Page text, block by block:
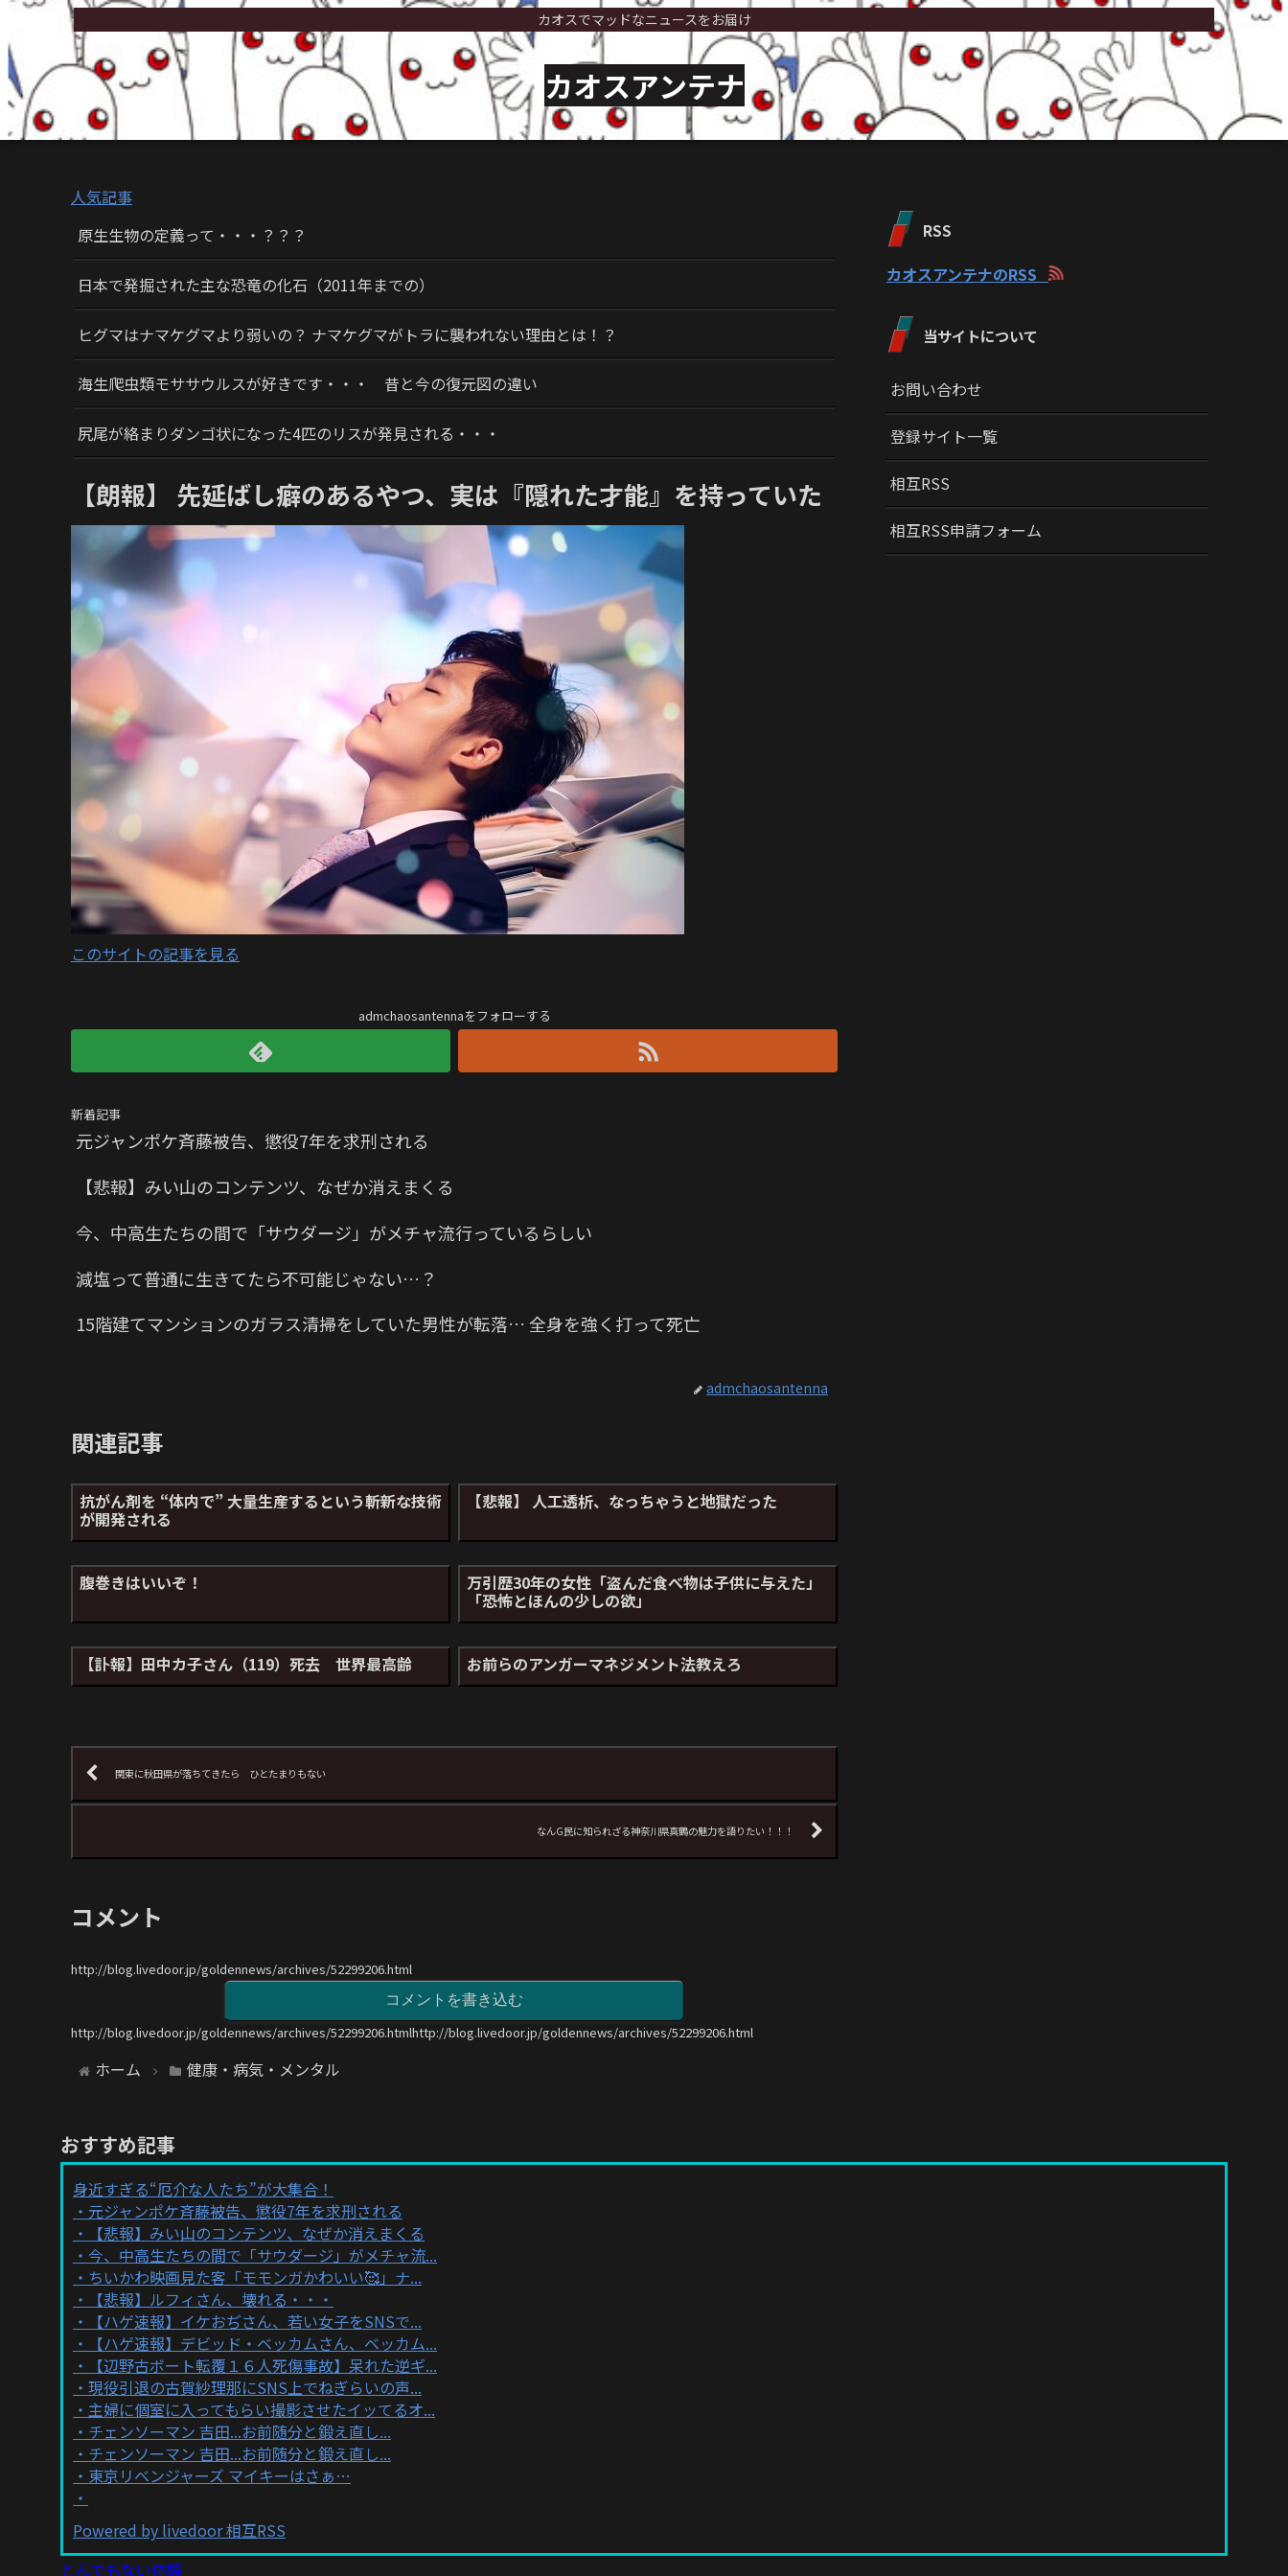
カオスでマッドなニュースをお届け
カオスアンテナ
人気記事
原生生物の定義って・・・？？？
日本で発掘された主な恐竜の化石（2011年までの）
ヒグマはナマケグマより弱いの？ ナマケグマがトラに襲われない理由とは！？
海生爬虫類モササウルスが好きです・・・ 昔と今の復元図の違い
尻尾が絡まりダンゴ状になった4匹のリスが発見される・・・
【朗報】 先延ばし癖のあるやつ、実は『隠れた才能』を持っていた
このサイトの記事を見る
admchaosantennaをフォローする
新着記事
元ジャンポケ斉藤被告、懲役7年を求刑される
【悲報】みい山のコンテンツ、なぜか消えまくる
今、中高生たちの間で「サウダージ」がメチャ流行っているらしい
減塩って普通に生きてたら不可能じゃない…？
15階建てマンションのガラス清掃をしていた男性が転落… 全身を強く打って死亡
admchaosantenna
関連記事
抗がん剤を “体内で” 大量生産するという斬新な技術
が開発される
【悲報】 人工透析、なっちゃうと地獄だった
腹巻きはいいぞ！ 万引歴30年の女性「盗んだ食べ物は子供に与えた」
「恐怖とほんの少しの欲」
【訃報】田中カ子さん（119）死去 世界最高齢 お前らのアンガーマネジメント法教えろ
関東に秋田県が落ちてきたら ひとたまりもない
なんG民に知られざる神奈川県真鶴の魅力を語りたい！！！
コメント
http://blog.livedoor.jp/goldennews/archives/52299206.html
コメントを書き込む
http://blog.livedoor.jp/goldennews/archives/52299206.htmlhttp://blog.livedoor.jp/goldennews/archives/52299206.html
ホーム 健康・病気・メンタル
RSS
カオスアンテナのRSS
当サイトについて
お問い合わせ
登録サイト一覧
相互RSS
相互RSS申請フォーム
おすすめ記事
身近すぎる“厄介な人たち”が大集合！
元ジャンポケ斉藤被告、懲役7年を求刑される
【悲報】みい山のコンテンツ、なぜか消えまくる
今、中高生たちの間で「サウダージ」がメチャ流...
ちいかわ映画見た客「モモンガかわいい🥰」ナ...
【悲報】ルフィさん、壊れる・・・
【ハゲ速報】イケおぢさん、若い女子をSNSで...
【ハゲ速報】デビッド・ベッカムさん、ベッカム...
【辺野古ボート転覆１６人死傷事故】呆れた逆ギ...
現役引退の古賀紗理那にSNS上でねぎらいの声...
主婦に個室に入ってもらい撮影させたイッてるオ...
チェンソーマン 吉田...お前随分と鍛え直し...
チェンソーマン 吉田...お前随分と鍛え直し...
東京リベンジャーズ マイキーはさぁ…
Powered by livedoor 相互RSS
とんでもない体験